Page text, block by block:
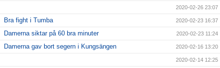
2020-02-26 23:07
Bra fight i Tumba 2020-02-23 16:37
Damerna siktar på 60 bra minuter 2020-02-23 11:24
Damerna gav bort segern i Kungsängen 2020-02-16 13:20
2020-02-14 12:25